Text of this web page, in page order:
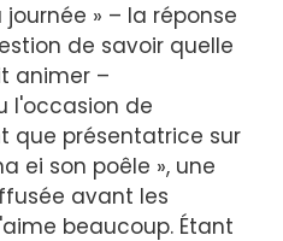
» – la réponse
de savoir quelle
animer –
l'occasion de
que présentatrice sur
ei son poêle », une
avant les
beaucoup. Étant